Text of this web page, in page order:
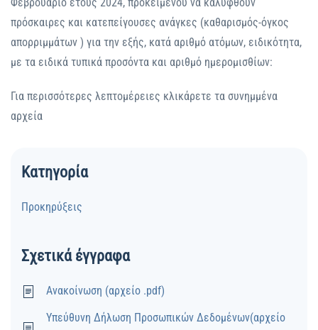
πρόσκαιρες και κατεπείγουσες ανάγκες (καθαρισμός-όγκος
απορριμμάτων ) για την εξής, κατά αριθμό ατόμων, ειδικότητα,
με τα ειδικά τυπικά προσόντα και αριθμό ημερομισθίων:
Για περισσότερες λεπτομέρειες κλικάρετε τα συνημμένα
αρχεία
Κατηγορία
Προκηρύξεις
Σχετικά έγγραφα
Ανακοίνωση (αρχείο .pdf)
Υπεύθυνη Δήλωση Προσωπικών Δεδομένων(αρχείο